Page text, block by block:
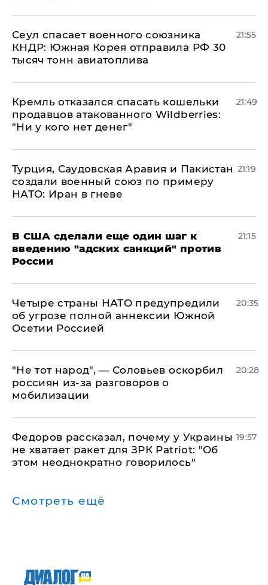
​Сеул спасает военного союзника
КНДР: Южная Корея отправила РФ 30
тысяч тонн авиатоплива
21:55
Кремль отказался спасать кошельки
продавцов атакованного Wildberries:
"Ни у кого нет денег"
21:49
Турция, Саудовская Аравия и Пакистан
создали военный союз по примеру
НАТО: Иран в гневе
21:19
В США сделали еще один шаг к
введению "адских санкций" против
России
21:15
Четыре страны НАТО предупредили
об угрозе полной аннексии Южной
Осетии Россией
20:35
​"Не тот народ", — Соловьев оскорбил
россиян из-за разговоров о
мобилизации
20:28
Федоров рассказал, почему у Украины
не хватает ракет для ЗРК Patriot: "Об
этом неоднократно говорилось"
19:57
Смотреть ещё